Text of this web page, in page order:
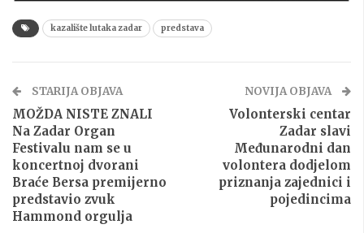
kazalište lutaka zadar predstava
STARIJA OBJAVA
MOŽDA NISTE ZNALI
Na Zadar Organ
Festivalu nam se u
koncertnoj dvorani
Braće Bersa premijerno
predstavio zvuk
Hammond orgulja
NOVIJA OBJAVA
Volonterski centar
Zadar slavi
Međunarodni dan
volontera dodjelom
priznanja zajednici i
pojedincima